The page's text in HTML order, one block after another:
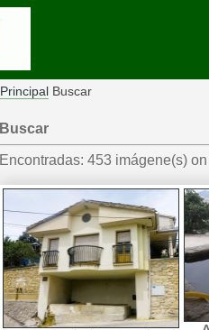
Principal Buscar
Buscar
Encontradas: 453 imágene(s)